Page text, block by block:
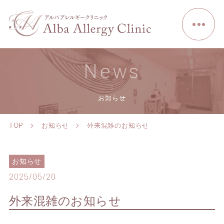
News
お知らせ
TOP お知らせ 外来混雑のお知らせ
お知らせ
2025/05/20
外来混雑のお知らせ